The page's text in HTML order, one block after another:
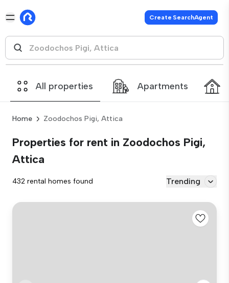
Create SearchAgent
All properties Apartments
Home Zoodochos Pigi, Attica
Properties for rent in Zoodochos Pigi,
Attica
432 rental homes found Trending